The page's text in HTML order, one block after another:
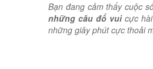
Bạn đang cảm thấy cuộc
những câu đố vuicực hài
những giây phút cực thoải